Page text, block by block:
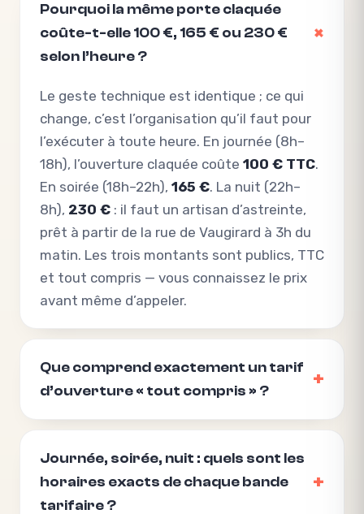
Pourquoi la même porte claquée
coûte-t-elle 100 €, 165 € ou 230 €
selon l’heure ?
Le geste technique est identique ; ce qui
change, c’est l’organisation qu’il faut pour
l’exécuter à toute heure. En journée (8h–
18h), l’ouverture claquée coûte 100 € TTC.
En soirée (18h–22h), 165 €. La nuit (22h–
8h), 230 € : il faut un artisan d’astreinte,
prêt à partir de la rue de Vaugirard à 3h du
matin. Les trois montants sont publics, TTC
et tout compris — vous connaissez le prix
avant même d’appeler.
Que comprend exactement un tarif
d’ouverture « tout compris » ?
Journée, soirée, nuit : quels sont les
horaires exacts de chaque bande
tarifaire ?